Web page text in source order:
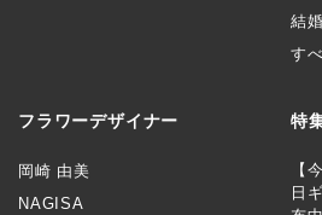
結
す
フラワーデザイナー
岡崎 由美
NAGISA
特
【
日